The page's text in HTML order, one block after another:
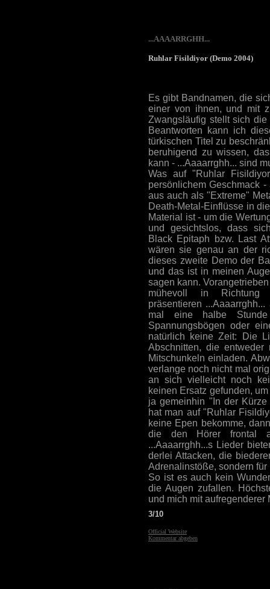
...AAAARRGHH...
Ruhlar Fisildiyor (Demo 2004)
Es gibt Bandnamen, die
einer von ihnen, und mit
Zwangsläufig stellt sich
Beantworten kann ich
türkischen Titel zu
beruhigend zu wissen,
kann - ...Aaaarrghh... sind
Was auf "Ruhlar
persönlichem Geschmack
aus auch als "Extreme"
Death-Metal-Einflüsse in
Material ist - um die
und gesichtslos, dass
Black Epitaph bzw. Last
wären sie genau an der
dieses zweite Demo der
und das ist in meinen
sagen kann.
mühevoll in Richtung
präsentieren
mal eine halbe
Spannungsbögen oder
natürlich keine Zeit: Die
Abschnitten, die
Mitschunkeln einladen.
verlange noch nicht mal
an sich vielleicht noch
keinen Ersatz gefunden,
ja gemeinhin "In der
hat man auf "Ruhlar
keine Epen bekomme,
die den Hörer frontal
...Aaaarrghh...s Lieder
derlei Attacken, die
Adrenalinstöße, sondern für
So ist es auch kein
die Augen zufallen.
und mich mit aufregenderer
3/10
Official Website
Kommentar abgeben